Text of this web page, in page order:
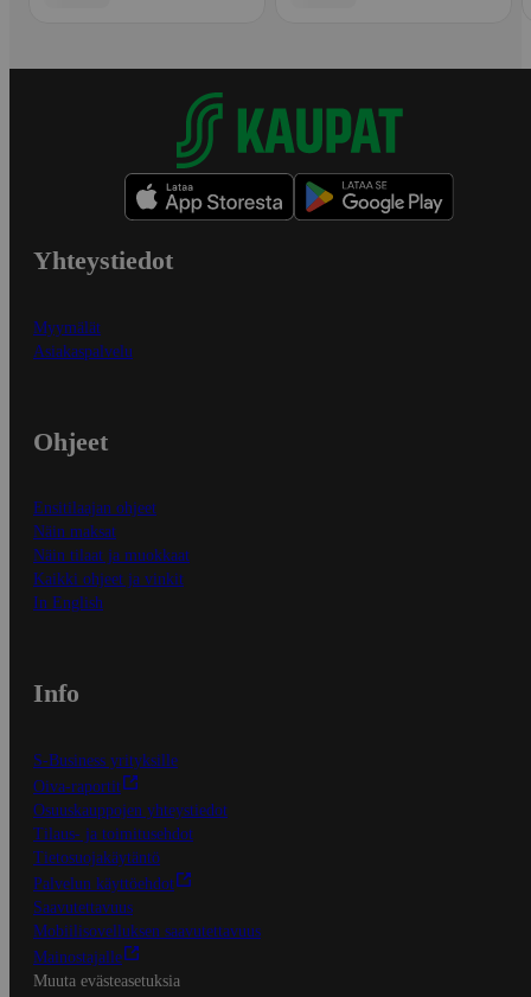
Yhteystiedot
Myymälät
Asiakaspalvelu
Ohjeet
Ensitilaajan ohjeet
Näin maksat
Näin tilaat ja muokkaat
Kaikki ohjeet ja vinkit
In English
Info
S-Business yrityksille
Oiva-raportit
Osuuskauppojen yhteystiedot
Tilaus- ja toimitusehdot
Tietosuojakäytäntö
Palvelun käyttöehdot
Saavutettavuus
Mobiilisovelluksen saavutettavuus
Mainostajalle
Muuta evästeasetuksia